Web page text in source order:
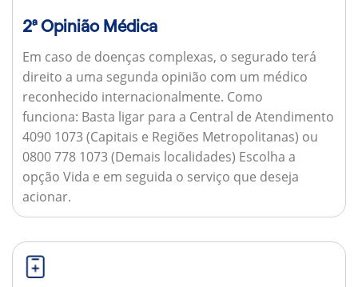
2ª Opinião Médica
Em caso de doenças complexas, o segurado terá
direito a uma segunda opinião com um médico
reconhecido internacionalmente. Como
funciona: Basta ligar para a Central de Atendimento
4090 1073 (Capitais e Regiões Metropolitanas) ou
0800 778 1073 (Demais localidades) Escolha a
opção Vida e em seguida o serviço que deseja
acionar.